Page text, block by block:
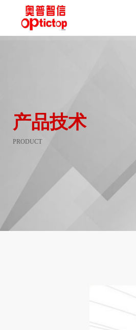
产品技术
PRODUCT